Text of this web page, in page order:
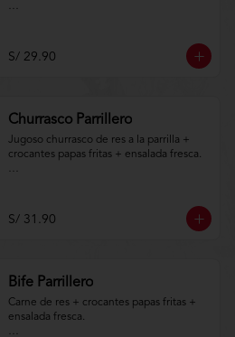
m/TYCGenerales
S/ 29.90
Churrasco Parrillero
Jugoso churrasco de res a la parrilla +
crocantes papas fritas + ensalada fresca.
m/TYCGenerales
S/ 31.90
Bife Parrillero
Carne de res + crocantes papas fritas +
ensalada fresca.